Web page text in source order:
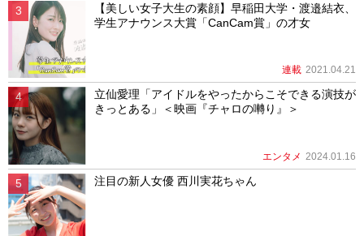
【美しい女子大生の素顔】早稲田大学・渡邉結衣、
学生アナウンス大賞「CanCam賞」の才女
連載 2021.04.21
立仙愛理「アイドルをやったからこそできる演技が
きっとある」＜映画『チャロの囀り』＞
エンタメ 2024.01.16
注目の新人女優 西川実花ちゃん